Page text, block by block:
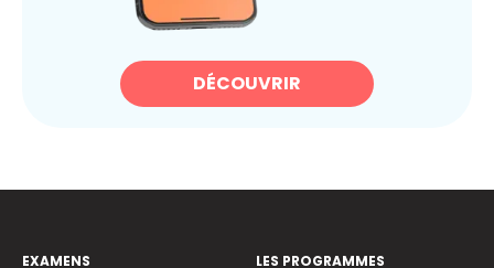
DÉCOUVRIR
EXAMENS LES PROGRAMMES